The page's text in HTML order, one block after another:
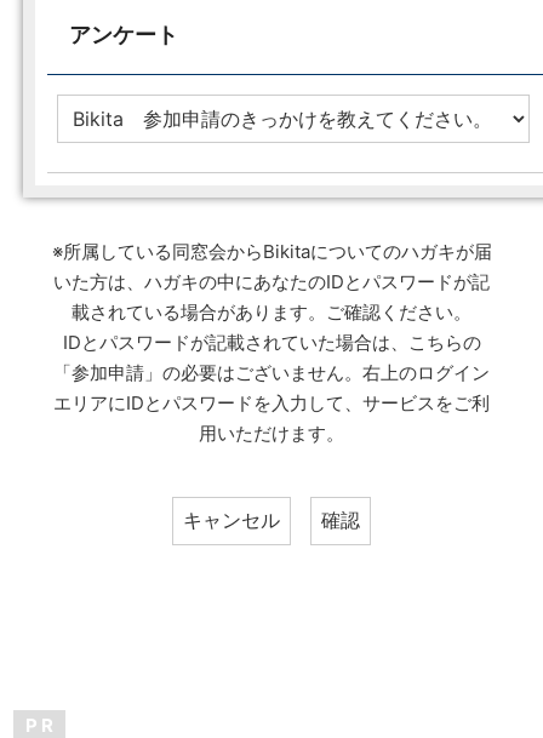
アンケート
※所属している同窓会からBikitaについてのハガキが届
いた方は、ハガキの中にあなたのIDとパスワードが記
載されている場合があります。ご確認ください。
IDとパスワードが記載されていた場合は、こちらの
「参加申請」の必要はございません。右上のログイン
エリアにIDとパスワードを入力して、サービスをご利
用いただけます。
P R